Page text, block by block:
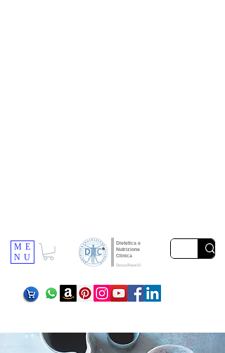
Dietetica e
Nutrizione
Clinica
Dr.ssa Ravelli
ME
NU